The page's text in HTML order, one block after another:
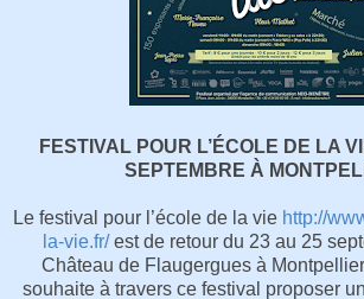
FESTIVAL POUR L’ÉCOLE DE LA
SEPTEMBRE À
Le festival pour l’école de la vie http://
la-vie.fr/est de retour du 23 au 25
Château de Flaugergues à
souhaite à travers ce festival proposer